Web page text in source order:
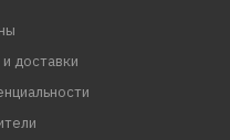
доставки